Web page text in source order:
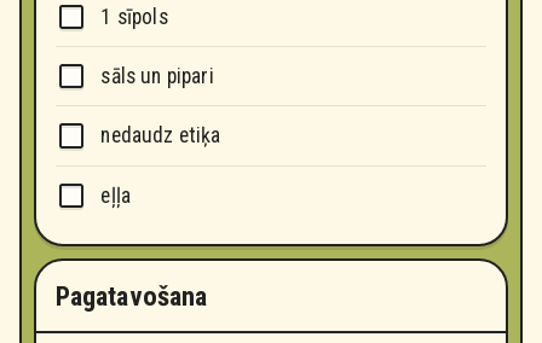
Pagatavošana
1 sīpols
sāls un pipari
nedaudz etiķa
eļļa